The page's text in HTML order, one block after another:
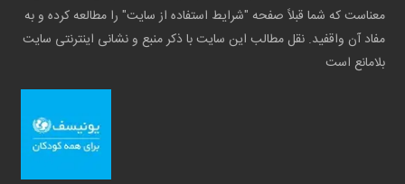
معناست که شما قبلاً صفحه "شرایط استفاده از سایت" را مطالعه کرده و به
مفاد آن واقفید. نقل مطالب این سایت با ذکر منبع و نشانی اینترنتی سایت
بلامانع است